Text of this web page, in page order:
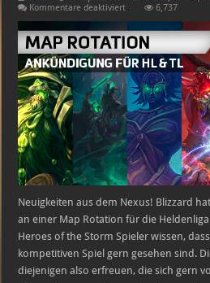
Kommentare deaktiviertfür
neue
Map
Rotation
für
Helden-
und
Teamliga
6,737
Neuigkeiten aus dem Nexus! Blizzard
an einer Map Rotation für die
Heroes of the Storm Spieler wissen,
kompetitiven Spiel gern gesehen sind.
diejenigen also erfreuen, die sich gern